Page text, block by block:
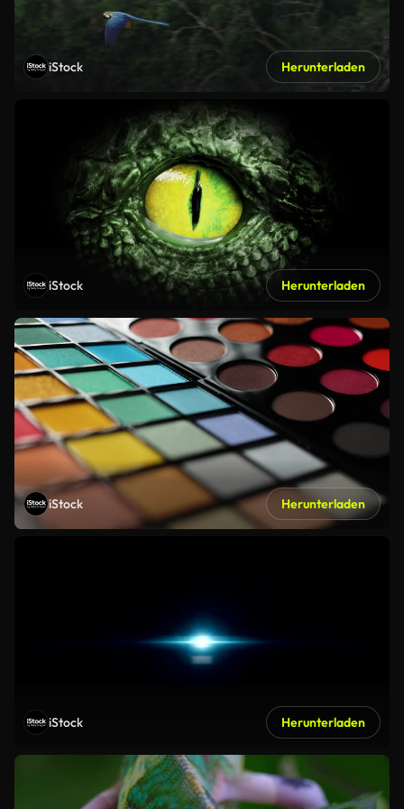
iStock Herunterladen
iStock Herunterladen
iStock Herunterladen
iStock Herunterladen